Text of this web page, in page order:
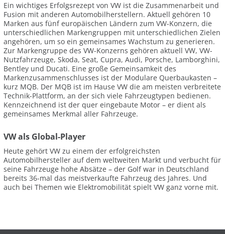
Ein wichtiges Erfolgsrezept von VW ist die Zusammenarbeit und
Fusion mit anderen Automobilherstellern. Aktuell gehören 10
Marken aus fünf europäischen Ländern zum VW-Konzern, die
unterschiedlichen Markengruppen mit unterschiedlichen Zielen
angehören, um so ein gemeinsames Wachstum zu generieren.
Zur Markengruppe des VW-Konzerns gehören aktuell VW, VW-
Nutzfahrzeuge, Skoda, Seat, Cupra, Audi, Porsche, Lamborghini,
Bentley und Ducati. Eine große Gemeinsamkeit des
Markenzusammenschlusses ist der Modulare Querbaukasten –
kurz MQB. Der MQB ist im Hause VW die am meisten verbreitete
Technik-Plattform, an der sich viele Fahrzeugtypen bedienen.
Kennzeichnend ist der quer eingebaute Motor – er dient als
gemeinsames Merkmal aller Fahrzeuge.
VW als Global-Player
Heute gehört VW zu einem der erfolgreichsten
Automobilhersteller auf dem weltweiten Markt und verbucht für
seine Fahrzeuge hohe Absätze – der Golf war in Deutschland
bereits 36-mal das meistverkaufte Fahrzeug des Jahres. Und
auch bei Themen wie Elektromobilität spielt VW ganz vorne mit.